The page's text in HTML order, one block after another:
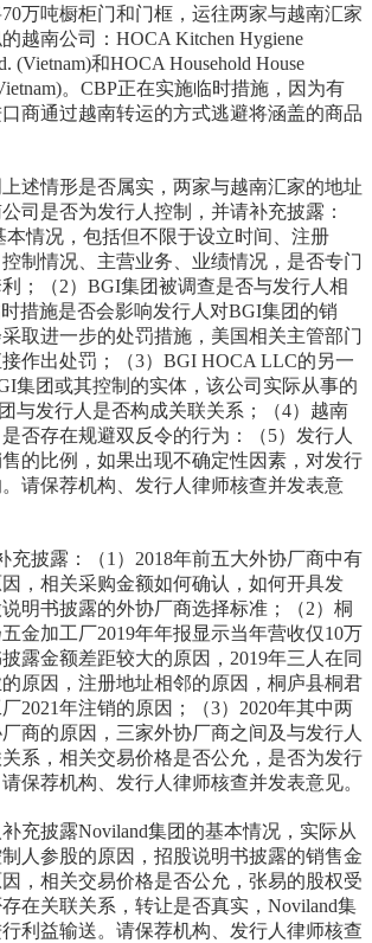
万吨橱柜门和门框，运往两家与越南汇家
越南公司：HOCA Kitchen Hygiene
(Vietnam)和HOCA Household House
。CBP正在实施临时措施，因为有
商通过越南转运的方式逃避将涵盖的商品
情形是否属实，两家与越南汇家的地址
司是否为发行人控制，并请补充披露：
本情况，包括但不限于设立时间、注册
制情况、主营业务、业绩情况，是否专门
；（2）BGI集团被调查是否与发行人相
措施是否会影响发行人对BGI集团的销
取进一步的处罚措施，美国相关主管部门
作出处罚；（3）BGI HOCA LLC的另一
集团或其控制的实体，该公司实际从事的
与发行人是否构成关联关系；（4）越南
否存在规避双反令的行为：（5）发行人
的比例，如果出现不确定性因素，对发行
请保荐机构、发行人律师核查并发表意
披露：（1）2018年前五大外协厂商中有
，相关采购金额如何确认，如何开具发
明书披露的外协厂商选择标准；（2）桐
金加工厂2019年年报显示当年营收仅10万
露金额差距较大的原因，2019年三人在同
原因，注册地址相邻的原因，桐庐县桐君
2021年注销的原因；（3）2020年其中两
商的原因，三家外协厂商之间及与发行人
系，相关交易价格是否公允，是否为发行
保荐机构、发行人律师核查并发表意见。
披露Noviland集团的基本情况，实际从
人参股的原因，招股说明书披露的销售金
，相关交易价格是否公允，张易的股权受
在关联关系，转让是否真实，Noviland集
利益输送。请保荐机构、发行人律师核查